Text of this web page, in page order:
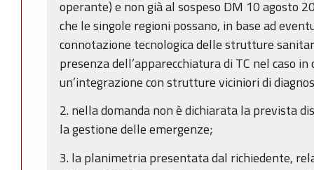
operante) e non già al sospeso DM 10 agosto
che le singole regioni possano, in base ad
connotazione tecnologica delle strutture
presenza dell’apparecchiatura di TC nel caso
un’integrazione con strutture viciniori di
2. nella domanda non è dichiarata la prevista
la gestione delle emergenze;
3. la planimetria presentata dal richiedente,